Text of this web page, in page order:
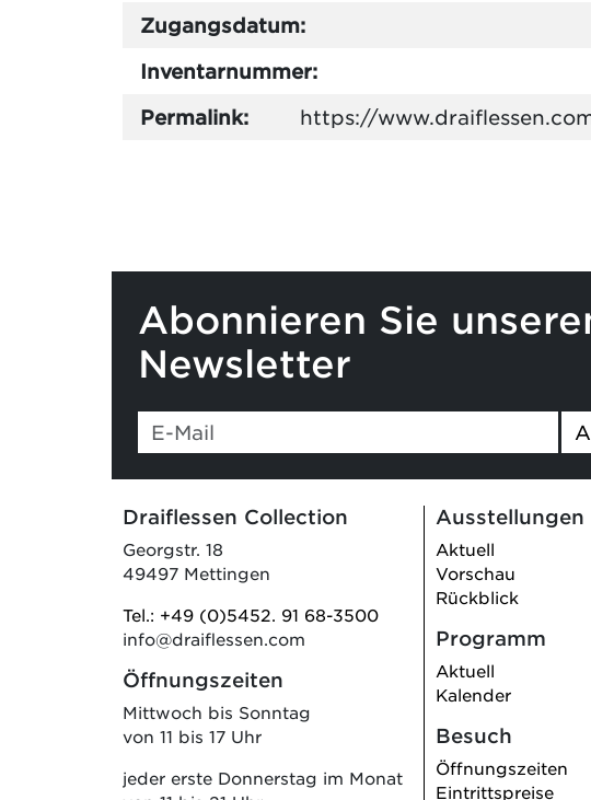
Zugangsdatum:
Inventarnummer:
Permalink:
https://
Abonnieren Sie
Newsletter
Draiflessen Collection
Georgstr. 18
49497 Mettingen
Tel.: +49 (0)5452. 91 68-3500
info@draiflessen.com
Öffnungszeiten
Mittwoch bis Sonntag
von 11 bis 17 Uhr
jeder erste Donnerstag im Monat
Ausstellungen
Aktuell
Vorschau
Rückblick
Programm
Aktuell
Kalender
Besuch
Öffnungszeiten
Eintrittspreise